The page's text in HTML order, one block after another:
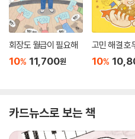
회장도 월급이 필요해
10% 11,700원
고민 해결 호
10%
카드뉴스로 보는 책